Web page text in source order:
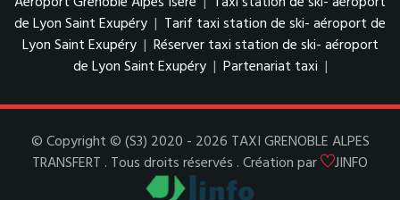
de Lyon Saint Exupéry | Tarif taxi station de ski- aéroport de
Lyon Saint Exupéry | Réserver taxi station de ski- aéroport
de Lyon Saint Exupéry | Partenariat taxi |
© Copyright © (S3) 2020 - 2026 TAXI GRENOBLE ALPES
TRANSFERT . Tous droits réservés . Création par
JINFO